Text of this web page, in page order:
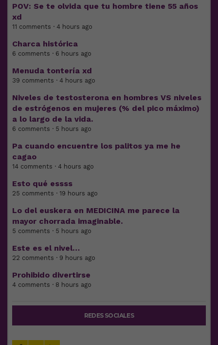
POV: Se te olvida que tu hombre tiene 55 años
xd
11 comments · 4 hours ago
Charca histórica
6 comments · 6 hours ago
Menuda tontería xd
39 comments · 4 hours ago
Niveles de testosterona en hombres VS niveles
de estrógenos en mujeres (% del pico máximo)
a lo largo de la vida.
6 comments · 5 hours ago
Pa cuando encuentre los palitos ya me he
cagao
14 comments · 4 hours ago
Esto qué essss
25 comments · 19 hours ago
Lo del euskera en MEDICINA me parece la
mayor chorrada imaginable.
5 comments · 5 hours ago
Este es el nivel…
22 comments · 9 hours ago
Prohibido divertirse
4 comments · 8 hours ago
REDES SOCIALES